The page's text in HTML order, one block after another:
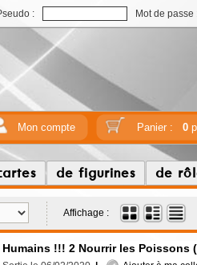
: Mot de passe
Mon compte Panier : 0
de figurines de
Affichage :
Humains !!! 2 Nourrir les Poissons